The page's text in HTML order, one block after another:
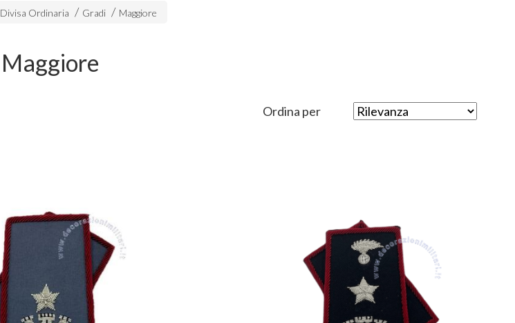
Divisa Ordinaria Gradi Maggiore
Maggiore
Ordina per